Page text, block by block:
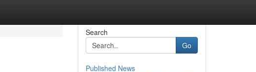
Search
Go
Published News